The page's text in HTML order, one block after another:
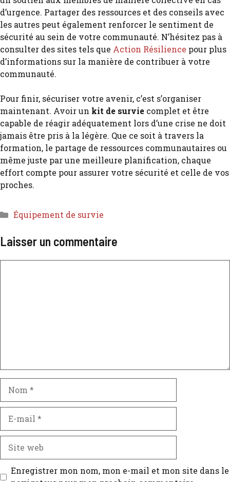
d’urgence. Partager des ressources et des conseils avec
les autres peut également renforcer le sentiment de
sécurité au sein de votre communauté. N’hésitez pas à
consulter des sites tels que Action Résilience pour plus
d’informations sur la manière de contribuer à votre
communauté.
Pour finir, sécuriser votre avenir, c’est s’organiser
maintenant. Avoir un kit de survie complet et être
capable de réagir adéquatement lors d’une crise ne doit
jamais être pris à la légère. Que ce soit à travers la
formation, le partage de ressources communautaires ou
même juste par une meilleure planification, chaque
effort compte pour assurer votre sécurité et celle de vos
proches.
Équipement de survie
Laisser un commentaire
Enregistrer mon nom, mon e-mail et mon site dans le